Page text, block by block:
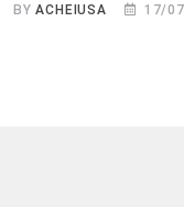
BYACHEIUSA 17/